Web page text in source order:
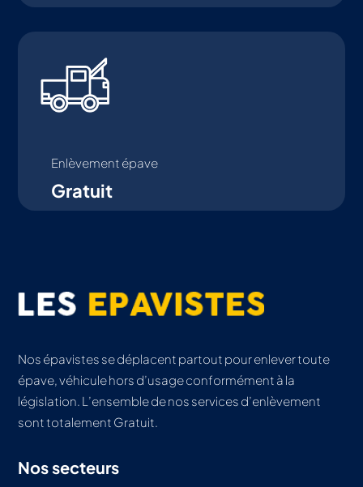
Enlèvement épave
Gratuit
Nos épavistes se déplacent partout pour enlever toute
épave, véhicule hors d’usage conformément à la
législation. L’ensemble de nos services d’enlèvement
sont totalement Gratuit.
Nos secteurs